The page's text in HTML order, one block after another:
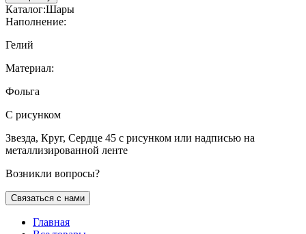
Каталог:Шары
Наполнение:
Гелий
Материал:
Фольга
С рисунком
Звезда, Круг, Сердце 45 с рисунком или надписью на
металлизированной ленте
Возникли вопросы?
Связаться с нами
Главная